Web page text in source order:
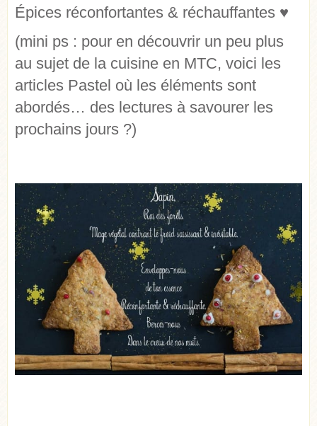
Épices réconfortantes & réchauffantes ♥
(mini ps : pour en découvrir un peu plus
au sujet de la cuisine en MTC, voici les
articles Pastel où les éléments sont
abordés… des lectures à savourer les
prochains jours ?)